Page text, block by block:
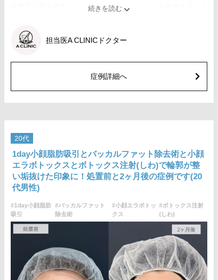
費用：レスチレン 54,800円(税込)
ジュビダームビスタウルトラXC 109,800円(税込)
クレヴィエルコントア 109,800円(税込)
を皮下に注入する施術です。あご先にボリュームを加えること
や、あごが引っ込んで見える方に適したプチ整形のひとつで
す。
り感などが生じることがありますが、通常は数日〜1週間程度で
徐々に軽快します。また、稀にアレルギー反応、細菌感染、血
管閉塞、しこり（硬化）や小さな結節が生じる可能性がありま
費用：レスチレン 54,800円(税込)
レスチレンリフト※横浜院限定 76,800円(税込)
ジュビダームビスタウルトラXC 109,800円(税込)
クレヴィエルコントア 109,800円(税込)
ボリューマ 131,800円(税込)
オプション：表面麻酔 3,300円(税込) 笑気麻酔 3,300円(税込)
施術内容：脂肪を減らしたい箇所に合わせて目立ちにくい箇所
に2～3mmほどの切開を加え、カニューレと呼ばれる細い管を用
いて、脂肪細胞を直接吸引し、除去します。同時にAスレッド®
と呼ばれる溶ける繊維をお顔の目立たない部分から皮下へ挿入
し、皮膚を内側から引き上げて固定します。
施術時間：約30分程
リスク、副作用：赤み、熱感、痛み、しびれ、むくみ、内出
担当医A CLINICドクター
症例詳細へ
20代
1day小顔脂肪吸引とバッカルファット除去術と小顔
エラボトックスとボトックス注射(しわ)で輪郭が整
い垢抜けた印象に！処置前と2ヶ月後の症例です(20
代男性)
#1day小顔脂肪
吸引
#バッカルファット
除去術
#小顔エラボトッ
クス
#ボトックス注射
(しわ)